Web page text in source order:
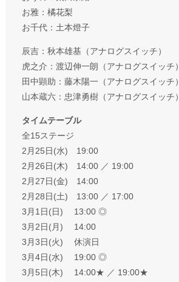
お雅：橘花梨
お千代：土本燈子
辰吉：秋本雄基（アナログスイッチ）
虎之介：渡辺伸一朗（アナログスイッチ）
田中顕助：藤木陽一（アナログスイッチ）
山本蔵六：忠津勇樹（アナログスイッチ）
タイムテーブル
全15ステージ
2月25日(水) 19:00
2月26日(木) 14:00 ／ 19:00
2月27日(金) 14:00
2月28日(土) 13:00 ／ 17:00
3月1日(日) 13:00 ◎
3月2日(月) 14:00
3月3日(火) 休演日
3月4日(水) 19:00 ◎
3月5日(木) 14:00★ ／ 19:00★